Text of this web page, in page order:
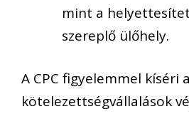
mint a
szereplő ülőhely.
A CPC figyelemmel kíséri a
kötelezettségvállalások